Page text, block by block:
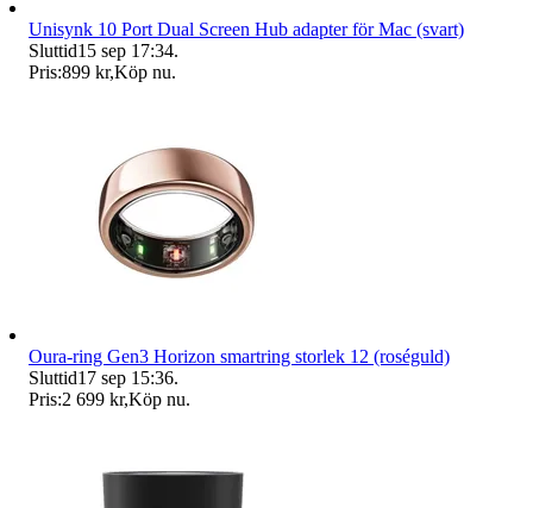
Unisynk 10 Port Dual Screen Hub adapter för Mac (svart)
Sluttid15 sep 17:34.
Pris:899 kr,Köp nu.
Oura-ring Gen3 Horizon smartring storlek 12 (roséguld)
Sluttid17 sep 15:36.
Pris:2 699 kr,Köp nu.